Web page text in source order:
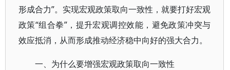
形成合力”。实现宏观政策取向一致性，就要打好宏观
政策“组合拳”，提升宏观调控效能，避免政策冲突与
效应抵消，从而形成推动经济稳中向好的强大合力。
一、为什么要增强宏观政策取向一致性